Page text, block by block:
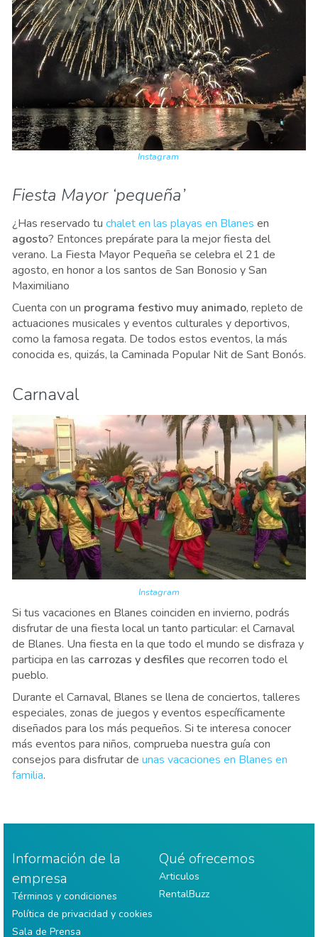
Instagram
Fiesta Mayor ‘pequeña’
¿Has reservado tu chalet en las playas en Blanes en
agosto? Entonces prepárate para la mejor fiesta del
verano. La Fiesta Mayor Pequeña se celebra el 21 de
agosto, en honor a los santos de San Bonosio y San
Maximiliano
Cuenta con un programa festivo muy animado, repleto de
actuaciones musicales y eventos culturales y deportivos,
como la famosa regata. De todos estos eventos, la más
conocida es, quizás, la Caminada Popular Nit de Sant Bonós.
Carnaval
Instagram
Si tus vacaciones en Blanes coinciden en invierno, podrás
disfrutar de una fiesta local un tanto particular: el Carnaval
de Blanes. Una fiesta en la que todo el mundo se disfraza y
participa en las carrozas y desfiles que recorren todo el
pueblo.
Durante el Carnaval, Blanes se llena de conciertos, talleres
especiales, zonas de juegos y eventos específicamente
diseñados para los más pequeños. Si te interesa conocer
más eventos para niños, comprueba nuestra guía con
consejos para disfrutar de unas vacaciones en Blanes en
familia.
Información de la
empresa
Términos y condiciones
Política de privacidad y cookies
Sala de Prensa
Qué ofrecemos
Articulos
RentalBuzz